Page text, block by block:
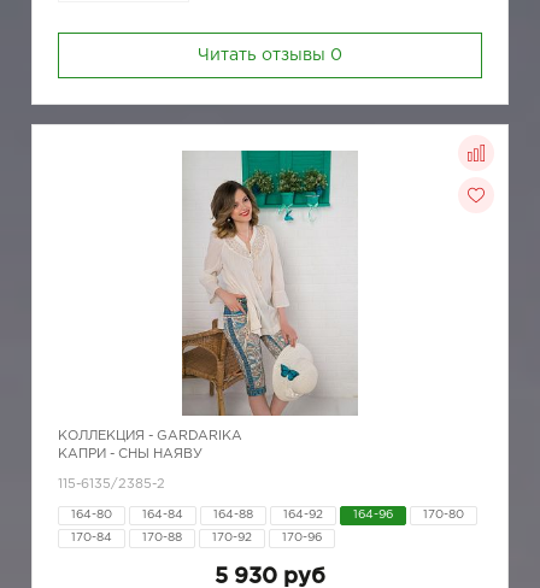
Читать отзывы 0
КОЛЛЕКЦИЯ - GARDARIKA
КАПРИ - СНЫ НАЯВУ
115-6135/2385-2
164-80 164-84 164-88 164-92 164-96 170-80
170-84 170-88 170-92 170-96
5 930 руб